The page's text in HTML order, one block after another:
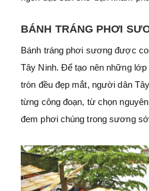
BÁNH TRÁNG PHƠI
Bánh tráng phơi sương được
Tây Ninh. Để tạo nên những lớp
tròn đều đẹp mắt, người dân
từng công đoạn, từ chọn
đem phơi chúng trong sương